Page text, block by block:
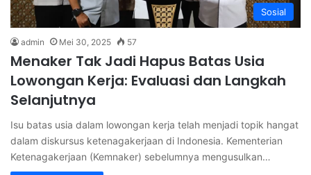
Sosial
admin Mei 30, 2025 57
Menaker Tak Jadi Hapus Batas Usia
Lowongan Kerja: Evaluasi dan Langkah
Selanjutnya
Isu batas usia dalam lowongan kerja telah menjadi topik hangat
dalam diskursus ketenagakerjaan di Indonesia. Kementerian
Ketenagakerjaan (Kemnaker) sebelumnya mengusulkan…